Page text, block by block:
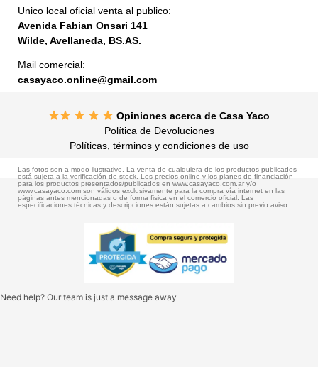
Unico local oficial venta al publico:
Avenida Fabian Onsari 141
Wilde, Avellaneda, BS.AS.
Mail comercial:
casayaco.online@gmail.com
Opiniones acerca de Casa Yaco
Política de Devoluciones
Políticas, términos y condiciones de uso
Las fotos son a modo ilustrativo. La venta de cualquiera de los productos publicados
está sujeta a la verificación de stock. Los precios online y los planes de financiación
para los productos presentados/publicados en www.casayaco.com.ar y/o
www.casayaco.com son válidos exclusivamente para la compra vía internet en las
páginas antes mencionadas o de forma fisica en el comercio oficial. Las
especificaciones técnicas y descripciones están sujetas a cambios sin previo aviso.
Need help? Our team is just a message away